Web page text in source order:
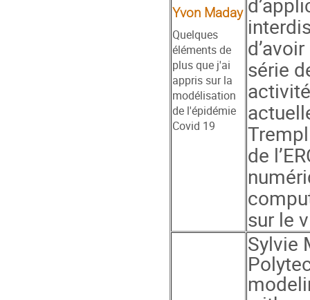
Yvon Maday
Quelques
éléments de
plus que j'ai
appris sur la
modélisation
de l'épidémie
Covid 19
série
de
sur le
Sylvie